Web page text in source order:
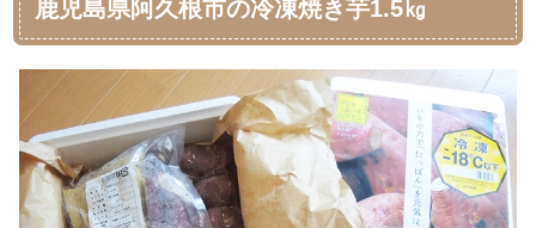
鹿児島県阿久根市の冷凍焼き芋1.5㎏